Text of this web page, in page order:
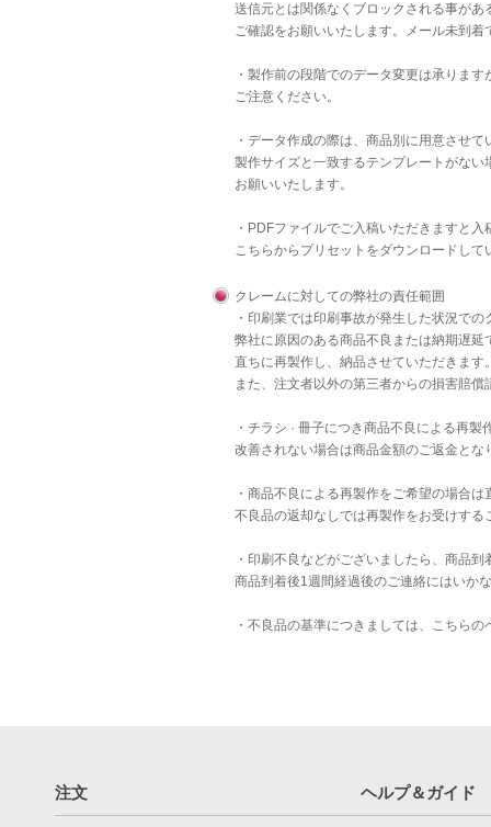
送信元とは関係なくブロックされる事が
ご確認をお願いいたします。メール未到
・製作前の段階でのデータ変更は承りま
ご注意ください。
・データ作成の際は、商品別に用意させ
製作サイズと一致するテンプレートがない
お願いいたします。
・PDFファイルでご入稿いただきますと
こちらからプリセットをダウンロードし
クレームに対しての弊社の責任範囲
・印刷業では印刷事故が発生した状況で
弊社に原因のある商品不良または納期遅
直ちに再製作し、納品させていただきま
また、注文者以外の第三者からの損害賠
・チラシ · 冊子につき商品不良による再
改善されない場合は商品金額のご返金と
・商品不良による再製作をご希望の場合
不良品の返却なしでは再製作をお受けする
・印刷不良などがございましたら、商品
商品到着後1週間経過後のご連絡にはいか
・不良品の基準につきましては、 こちらの
注文 ヘルプ＆ガイド